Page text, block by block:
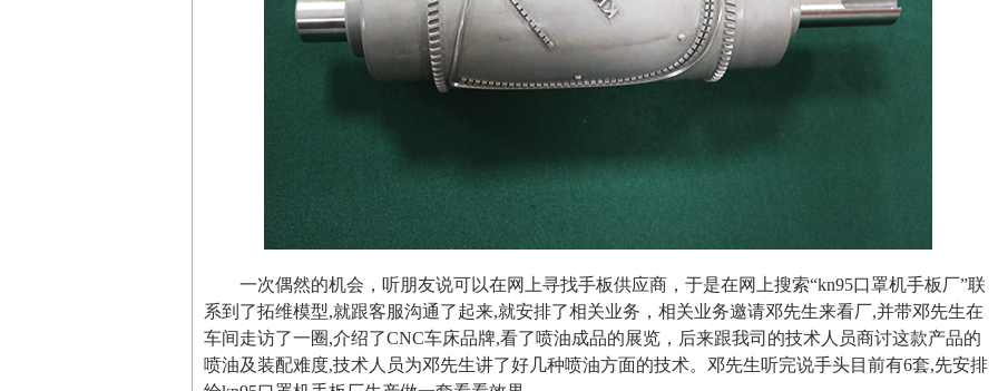
一次偶然的机会，听朋友说可以在网上寻找手板供应商，于是在网上搜索“kn95口罩机手板厂”联
系到了拓维模型,就跟客服沟通了起来,就安排了相关业务，相关业务邀请邓先生来看厂,并带邓先生在
车间走访了一圈,介绍了CNC车床品牌,看了喷油成品的展览，后来跟我司的技术人员商讨这款产品的
喷油及装配难度,技术人员为邓先生讲了好几种喷油方面的技术。邓先生听完说手头目前有6套,先安排